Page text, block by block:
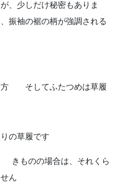
、少しだけ秘密もありま
袖の裾の柄が強調される
方 そしてふたつめは草履
の草履です
きものの場合は、それくら
ん